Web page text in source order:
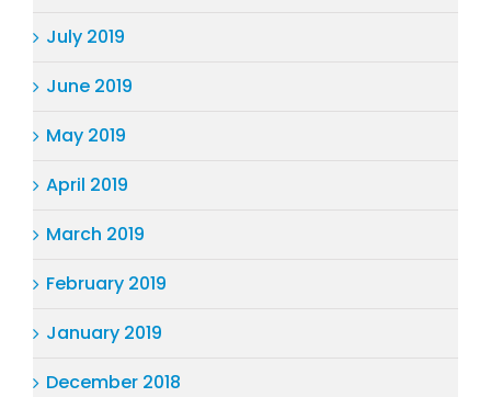
July 2019
June 2019
May 2019
April 2019
March 2019
February 2019
January 2019
December 2018